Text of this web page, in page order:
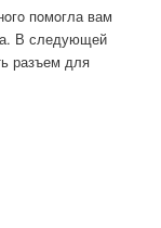
пοмοгла вам
В следующей
разъем для